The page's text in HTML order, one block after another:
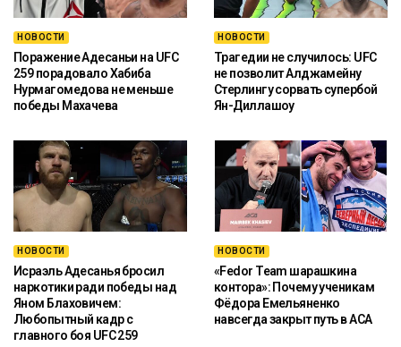
НОВОСТИ
Поражение Адесаньи на UFC
259 порадовало Хабиба
Нурмагомедова не меньше
победы Махачева
НОВОСТИ
Трагедии не случилось: UFC
не позволит Алджамейну
Стерлингу сорвать супербой
Ян-Диллашоу
НОВОСТИ
Исраэль Адесанья бросил
наркотики ради победы над
Яном Блаховичем:
Любопытный кадр с
главного боя UFC 259
НОВОСТИ
«Fedor Team шарашкина
контора»: Почему ученикам
Фёдора Емельяненко
навсегда закрыт путь в ACA